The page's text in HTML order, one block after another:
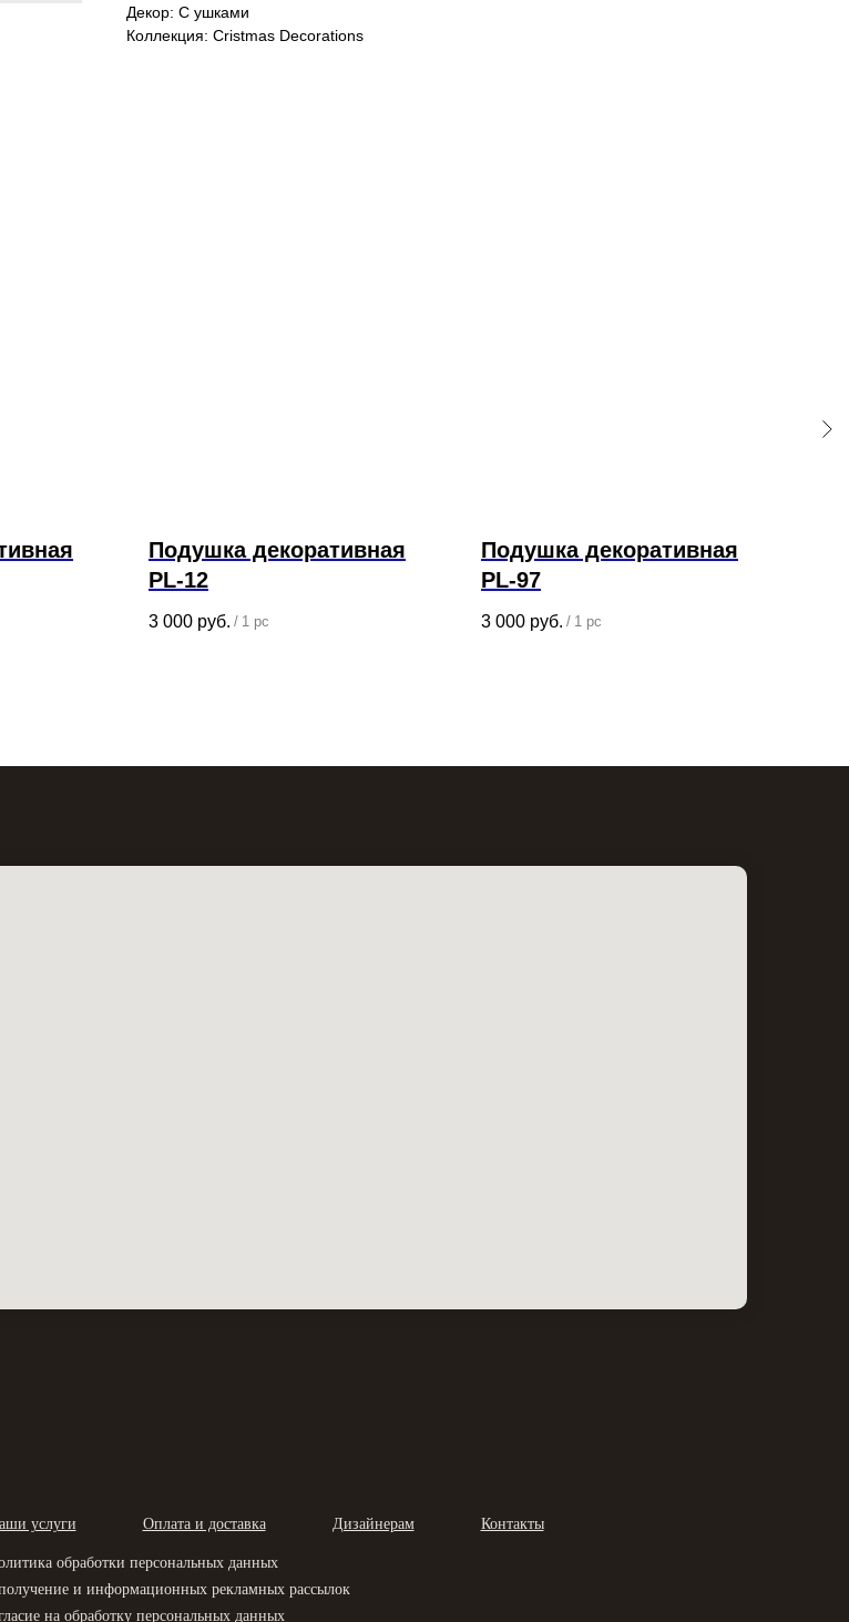
Декор: С ушками
Коллекция: Cristmas Decorations
Подушка декоративная
PL-12
3 000 руб. / 1 pc
Подушка декоративная
PL-97
3 000 руб. / 1 pc
услуги Оплата и доставка Дизайнерам Контакты
обработки персональных данных
и информационных рекламных рассылок
на обработку персональных данных